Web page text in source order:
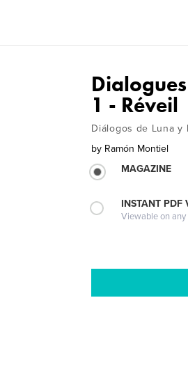
1 - Réveil
Diálogos de Luna y
by Ramón Montiel
MAGAZINE
INSTANT PDF
Viewable on any